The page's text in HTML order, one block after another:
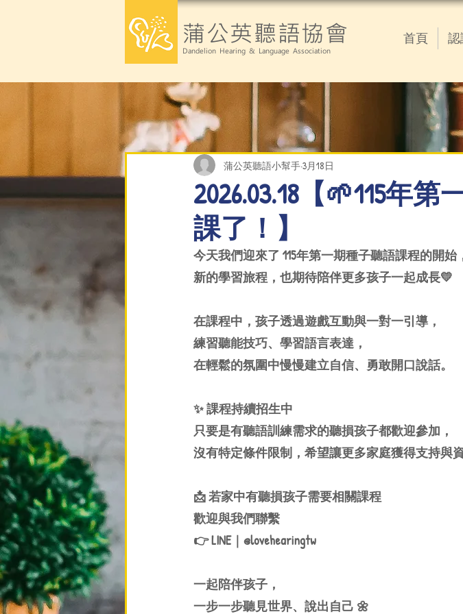
蒲公英聽語協會
Dandelion Hearing & Language Association
首頁 認
2026.03.18【🌱115年
課了！】
蒲公英聽語小幫手3月18日
今天我們迎來了 115年第一期種子聽語課程的開始
新的學習旅程，也期待陪伴更多孩子一起成長💛
在課程中，孩子透過遊戲互動與一對一引導，
練習聽能技巧、學習語言表達，
在輕鬆的氛圍中慢慢建立自信、勇敢開口說話。
✨ 課程持續招生中
只要是有聽語訓練需求的聽損孩子都歡迎參加，
沒有特定條件限制，希望讓更多家庭獲得支持與資
📩 若家中有聽損孩子需要相關課程
歡迎與我們聯繫
👉 LINE｜@lovehearingtw
一起陪伴孩子，
一步一步聽見世界、說出自己 🌼